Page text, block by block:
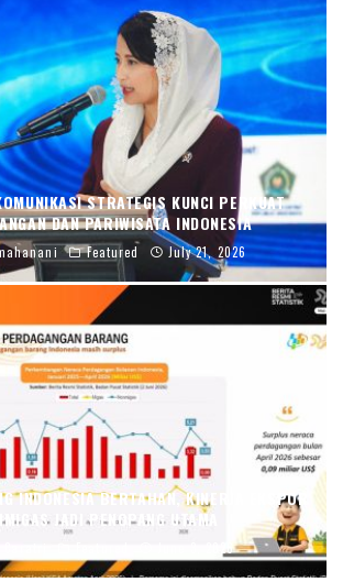
STRATEGIS KUNCI PERKUAT
DAN PARIWISATA INDONESIA
Featured July 21, 2026
INDONESIA BERTAHAN, KINERJA EKSPOR
JADI PENOPANG UTAMA
June 3, 2026